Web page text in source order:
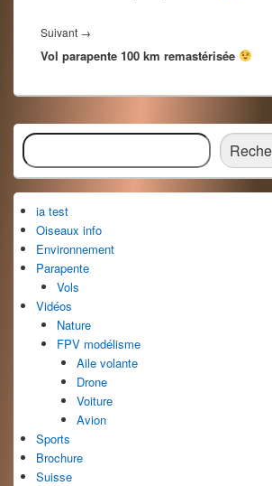
Suivant →
suivant :
Vol parapente 100 km remastérisée
Zone
principale
de
widget
pour
la
barre
latérale
Rechercher
ia test
Oiseaux info
Environnement
Parapente
Vols
Vidéos
Nature
FPV modélisme
Aile volante
Drone
Voiture
Avion
Sports
Brochure
Suisse